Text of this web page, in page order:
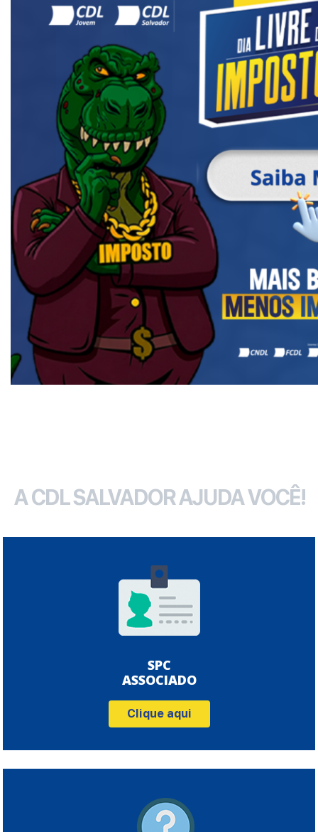
A CDL SALVADOR AJUDA VOCÊ!
SPC
ASSOCIADO
Clique aqui